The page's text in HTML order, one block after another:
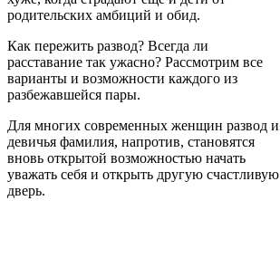
родительских амбиций и обид.
Как пережить развод? Всегда ли
расставание так ужасно? Рассмотрим все
варианты и возможности каждого из
разбежавшейся пары.
Для многих современных женщин развод и
девичья фамилия, напротив, становятся
вновь открытой возможностью начать
уважать себя и открыть другую счастливую
дверь.